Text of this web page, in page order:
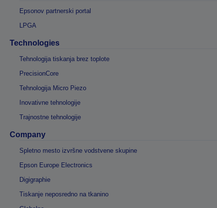
Epsonov partnerski portal
LPGA
Technologies
Tehnologija tiskanja brez toplote
PrecisionCore
Tehnologija Micro Piezo
Inovativne tehnologije
Trajnostne tehnologije
Company
Spletno mesto izvršne vodstvene skupine
Epson Europe Electronics
Digigraphie
Tiskanje neposredno na tkanino